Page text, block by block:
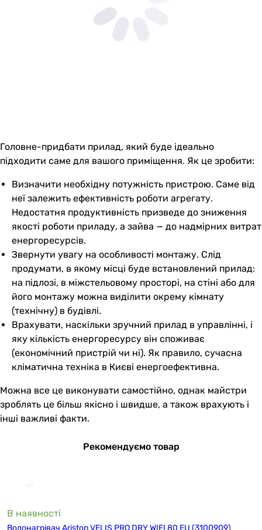
Головне-придбати прилад, який буде ідеально
підходити саме для вашого приміщення. Як це зробити:
Визначити необхідну потужність пристрою. Саме від
неї залежить ефективність роботи агрегату.
Недостатня продуктивність призведе до зниження
якості роботи приладу, а зайва — до надмірних витрат
енергоресурсів.
Звернути увагу на особливості монтажу. Слід
продумати, в якому місці буде встановлений прилад:
на підлозі, в міжстельовому просторі, на стіні або для
його монтажу можна виділити окрему кімнату
(технічну) в будівлі.
Врахувати, наскільки зручний прилад в управлінні, і
яку кількість енергоресурсу він споживає
(економічний пристрій чи ні). Як правило, сучасна
кліматична техніка в Києві енергоефективна.
Можна все це виконувати самостійно, однак майстри
зроблять це більш якісно і швидше, а також врахують і
інші важливі факти.
Рекомендуємо товар
В наявності
Водонагрівач Ariston VELIS PRO DRY WIFI 80 EU (3100909)